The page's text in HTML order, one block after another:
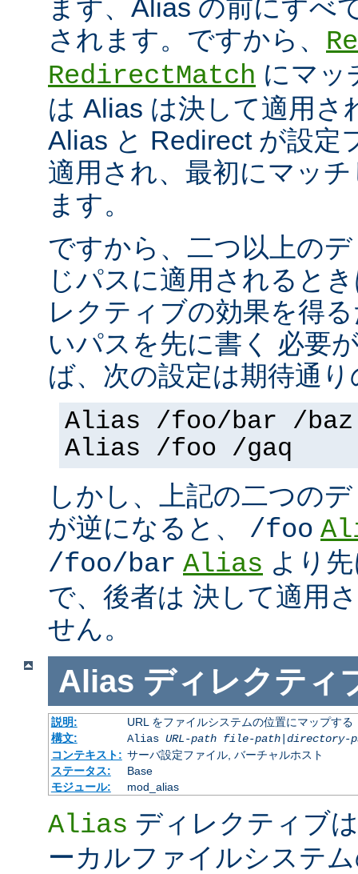
まず、Alias の前にすべ
されます。ですから、
RedirectMatch にマッ
は Alias は決して適用さ
Alias と Redirect が設定
適用され、最初にマッ
ます。
ですから、二つ以上の
じパスに適用されると
レクティブの効果を得
いパスを先に書く 必要
ば、次の設定は期待通
Alias /foo/bar /baz
Alias /foo /gaq
しかし、上記の二つの
が逆になると、 /foo
/foo/bar Alias より
で、後者は 決して適用
せん。
Alias ディレクティ
説明:
URL をファイルシステムの位置にマップする
構文:
Alias URL-path file-path| directory-
コンテキスト: サーバ設定ファイル, バーチャルホスト
ステータス:
Base
モジュール:
mod_alias
Alias ディレクティブ
ーカルファイルシステ